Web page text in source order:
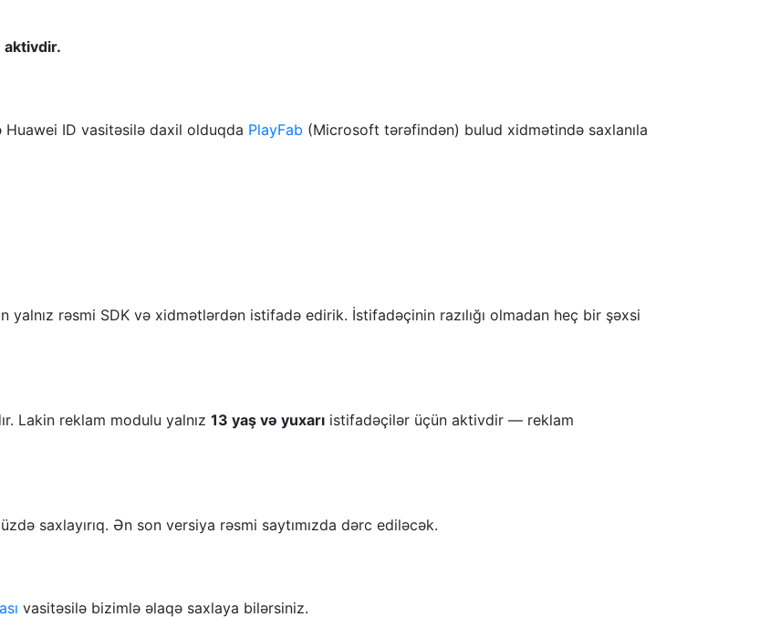
aktivdir.
ID vasitəsilə daxil olduqda PlayFab (Microsoft tərəfindən) bulud xidmətində saxlanıla
yalnız rəsmi SDK və xidmətlərdən istifadə edirik. İstifadəçinin razılığı olmadan heç bir şəxsi
Lakin reklam modulu yalnız 13 yaş və yuxarı istifadəçilər üçün aktivdir — reklam
saxlayırıq. Ən son versiya rəsmi saytımızda dərc ediləcək.
vasitəsilə bizimlə əlaqə saxlaya bilərsiniz.